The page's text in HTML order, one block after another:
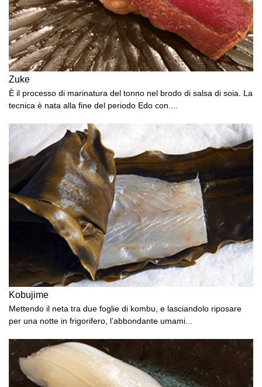
Zuke
È il processo di marinatura del tonno nel brodo di salsa di soia. La
tecnica è nata alla fine del periodo Edo con....
Kobujime
Mettendo il neta tra due foglie di kombu, e lasciandolo riposare
per una notte in frigorifero, l’abbondante umami...